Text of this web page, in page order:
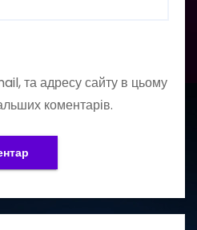
та адресу сайту в цьому
коментарів.